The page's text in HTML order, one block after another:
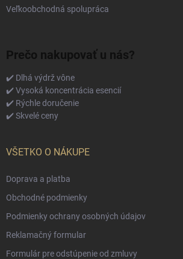
Veľkoobchodná spolupráca
Prečo nakupovať u nás?
✔️ Dlhá výdrž vône
✔️ Vysoká koncentrácia esencií
✔️ Rýchle doručenie
✔️ Skvelé ceny
VŠETKO O NÁKUPE
Doprava a platba
Obchodné podmienky
Podmienky ochrany osobných údajov
Reklamačný formular
Formulár pre odstúpenie od zmluvy